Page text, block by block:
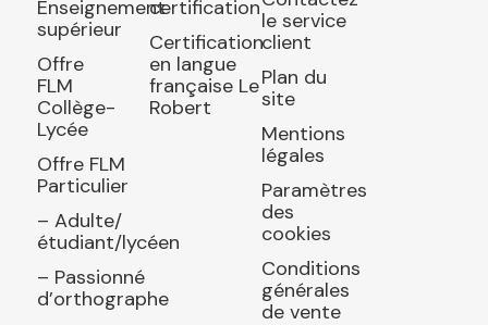
Enseignement
supérieur
Offre
FLM
Collège-
Lycée
Offre FLM
Particulier
– Adulte/
étudiant/lycéen
– Passionné
d’orthographe
certification
Certification
en langue
française Le
Robert
le service
client
Plan du
site
Mentions
légales
Paramètres
des
cookies
Conditions
générales
de vente